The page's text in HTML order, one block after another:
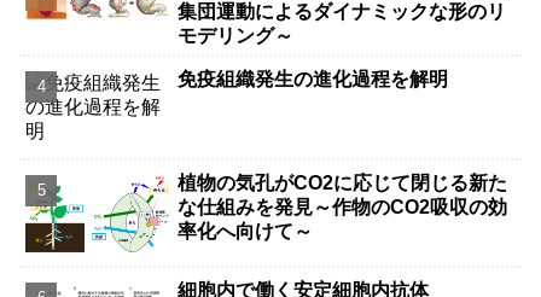
集団運動によるダイナミックな形のリ
モデリング～
免疫組織発生の進化過程を解明
植物の気孔がCO2に応じて閉じる新た
な仕組みを発見～作物のCO2吸収の効
率化へ向けて～
細胞内で働く安定細胞内抗体